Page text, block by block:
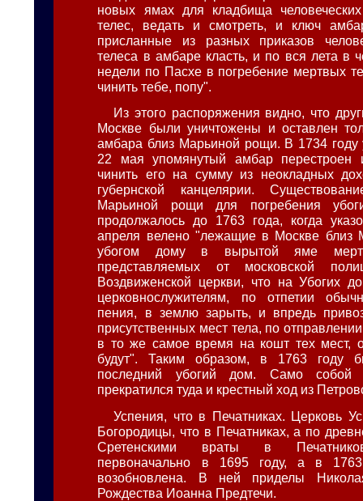
новых ямах для кладбища
телес, ведать и смотреть, и ключ
присланные из разных приказов
телеса в амбаре класть, и по вся лета в
недели по Пасхе в погребение мертвых
чинить тебе, попу".
Из этого распоряжения видно, что
Москве были уничтожены и оставлен
амбара близ Марьиной рощи. В 1734 году
22 мая упомянутый амбар перестроен
чинить его на сумму из неокладных
губернской канцелярии.
Марьиной рощи для погребения
продолжалось до 1763 года, когда
апреля велено "лежащие в Москве близ
убогом дому в вырытой яме
представляемых от московской
Воздвиженской церкви, что на Убогих
церковнослужителям, по отпетии
пения, в землю зарыть, и впредь
присутственных мест тела, по
в то же самое время на кошт тех мест,
будут". Таким образом, в 1763 году
последний убогий дом. Само собой
прекратился туда и крестный ход из
Успения, что в Печатниках. Церковь
Богородицы, что в Печатниках, а по
Сретенскими враты в
первоначально в 1695 году, а в 1763
возобновлена. В ней приделы
Рождества Иоанна Предтечи.